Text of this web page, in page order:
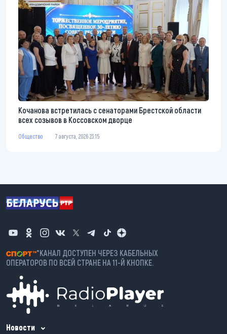
Кочанова встретилась с сенаторами Брестской области
всех созывов в Коссовском дворце
Общество 7 августа, 2026 23:15
*КАНАЛ ДОСТУПЕН ЧЕРЕЗ КАБЕЛЬНЫХ
ОПЕРАТОРОВ ПО ВСЕЙ СТРАНЕ НА 11-Й КНОПКЕ.
Новости